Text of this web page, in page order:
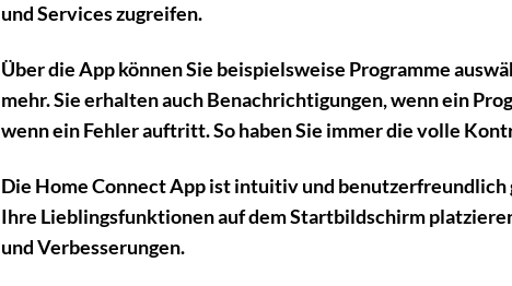
und Services zugreifen.
Über die App können Sie beispielsweise Programme
mehr. Sie erhalten auch Benachrichtigungen, wenn ein
wenn ein Fehler auftritt. So haben Sie immer die volle
Die Home Connect App ist intuitiv und
Ihre Lieblingsfunktionen auf dem Startbildschirm
und Verbesserungen.